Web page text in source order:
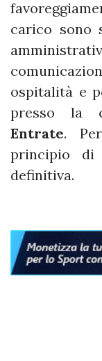
carico sono
ospitalità e
presso la
Entrate.
principio di
definitiva.